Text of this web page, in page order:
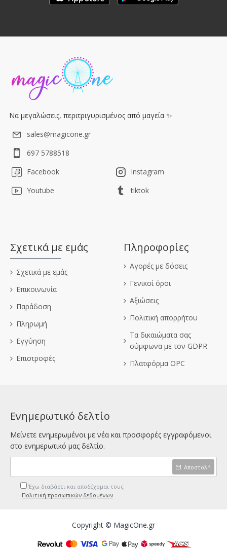
Να μεγαλώσεις, περιτριγυρισμένος από μαγεία ✨
sales@magicone.gr
697 5788518
Facebook
Instagram
Youtube
tiktok
Σχετικά με εμάς
Σχετικά με εμάς
Επικοινωνία
Παράδοση
Πληρωμή
Εγγύηση
Επιστροφές
Πληροφορίες
Αγορές με δόσεις
Γενικοί όροι
Αξιώσεις
Πολιτική απορρήτου
Τα δικαιώματα σας
σύμφωνα με τον GDPR
Πλατφόρμα OPC
Ενημερωτικό δελτίο
Μείνετε ενημερωμένοι με νέα και προσφορές εγγραφόμενοι
στο ενημερωτικό μας δελτίο.
Αποστολή
Έχω διαβάσει και αποδέχομαι τους
Πολιτική προσωπικών δεδομένων
Copyright © MagicOne.gr